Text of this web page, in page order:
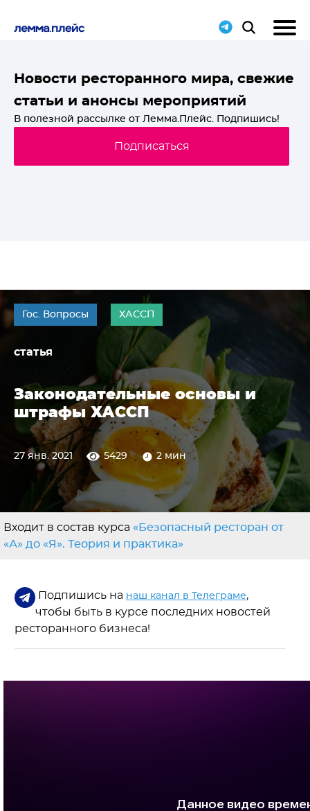
Новости ресторанного мира, свежие
статьи и анонсы мероприятий
В полезной рассылке от Лемма.Плейс. Подпишись!
Подписаться
Гос. Вопросы ХАССП
статья
Законодательные основы и
штрафы ХАССП
27 янв. 2021 5429 2 мин
Входит в состав курса «Безопасный ресторан от
«А» до «Я». Теория и практика»
Подпишись на наш канал в Телеграме,
чтобы быть в курсе последних новостей
ресторанного бизнеса!